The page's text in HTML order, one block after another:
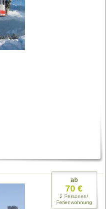
ab
70 €
2 Personen/
Ferienwohnung